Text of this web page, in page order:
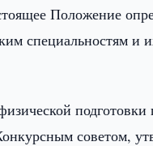
Положение
специальностям и
советом,